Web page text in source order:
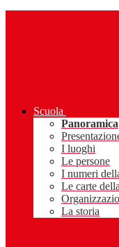
Scuola
Panoramica
I luoghi
Le persone
I numeri
Le carte
La storia